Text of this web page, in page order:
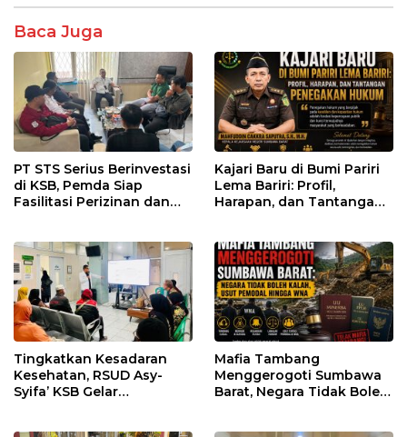
Baca Juga
PT STS Serius Berinvestasi
di KSB, Pemda Siap
Fasilitasi Perizinan dan
Kajari Baru di Bumi Pariri
Lema Bariri: Profil,
Harapan, dan Tantangan
Tingkatkan Kesadaran
Kesehatan, RSUD Asy-
Syifa’ KSB Gelar
Mafia Tambang
Menggerogoti Sumbawa
Barat, Negara Tidak Boleh